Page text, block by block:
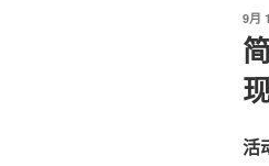
发
布
于
9月
活